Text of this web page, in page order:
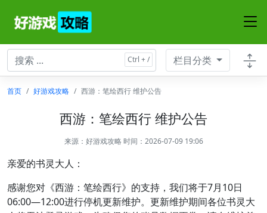
栏目分类
首页 好游戏攻略 西游：笔绘西行 维护公告
西游：笔绘西行 维护公告
来源： 好游戏攻略时间：2026-07-09 19:06
亲爱的书灵大人：
感谢您对《西游：笔绘西行》的支持，我们将于7月10日
06:00—12:00进行停机更新维护。更新维护期间各位书灵大